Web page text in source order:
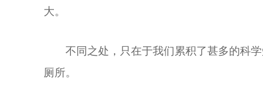
大。
不同之处，只在于我们累积了甚多的科
厕所。